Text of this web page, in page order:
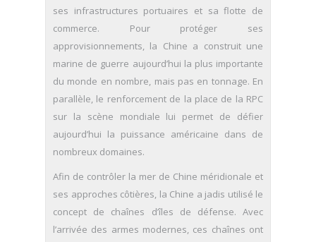
ses infrastructures portuaires et sa flotte de
commerce. Pour protéger ses
approvisionnements, la Chine a construit une
marine de guerre aujourd’hui la plus importante
du monde en nombre, mais pas en tonnage. En
parallèle, le renforcement de la place de la RPC
sur la scène mondiale lui permet de défier
aujourd’hui la puissance américaine dans de
nombreux domaines.
Afin de contrôler la mer de Chine méridionale et
ses approches côtières, la Chine a jadis utilisé le
concept de chaînes d’îles de défense. Avec
l’arrivée des armes modernes, ces chaînes ont